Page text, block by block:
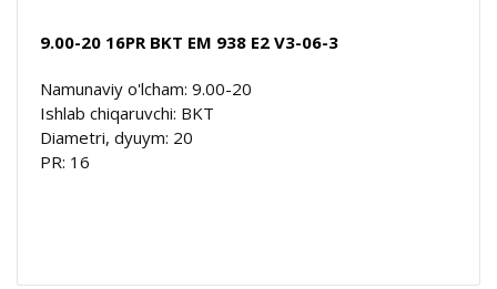
9.00-20 16PR BKT EM 938 E2 V3-06-3
Namunaviy o'lcham: 9.00-20
Ishlab chiqaruvchi: BKT
Diametri, dyuym: 20
PR: 16